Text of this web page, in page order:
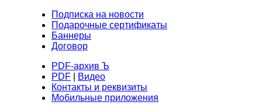
Подписка на новости
Подарочные сертификаты
Баннеры
Договор
PDF-архив Ъ
PDF
Видео
Контакты и реквизиты
Мобильные приложения